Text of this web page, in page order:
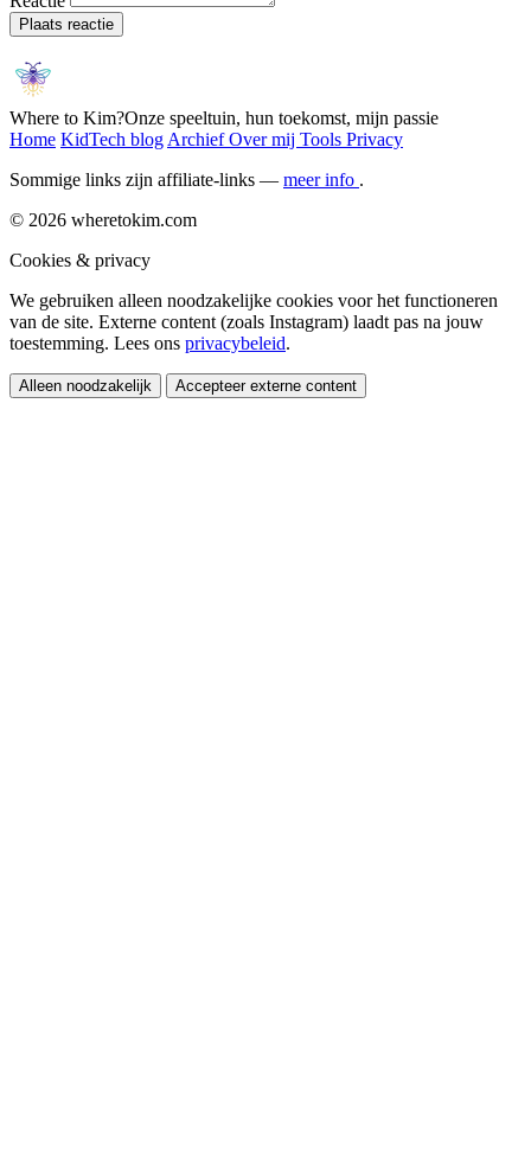
Plaats reactie
Where to Kim?Onze speeltuin, hun toekomst, mijn passie
Home KidTech blog ArchiefOver mij Tools Privacy
Sommige links zijn affiliate-links — meer info .
© 2026 wheretokim.com
Cookies & privacy
We gebruiken alleen noodzakelijke cookies voor het functioneren
van de site. Externe content (zoals Instagram) laadt pas na jouw
toestemming. Lees ons privacybeleid.
Alleen noodzakelijk Accepteer externe content